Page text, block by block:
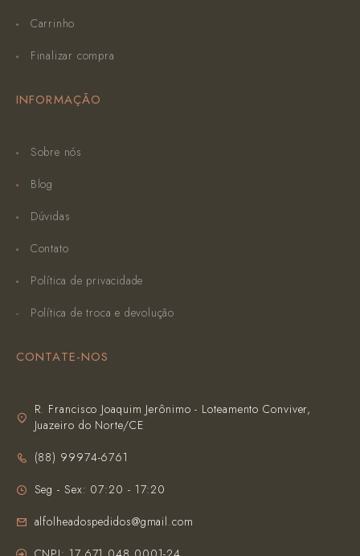
Carrinho
Finalizar compra
INFORMAÇÃO
Sobre nós
Blog
Dúvidas
Contato
Política de privacidade
Política de troca e devolução
CONTATE-NOS
R. Francisco Joaquim Jerônimo - Loteamento Conviver,
Juazeiro do Norte/CE
(‪88) 99974-6761‬
Seg - Sex: 07:20 - 17:20
alfolheadospedidos@gmail.com